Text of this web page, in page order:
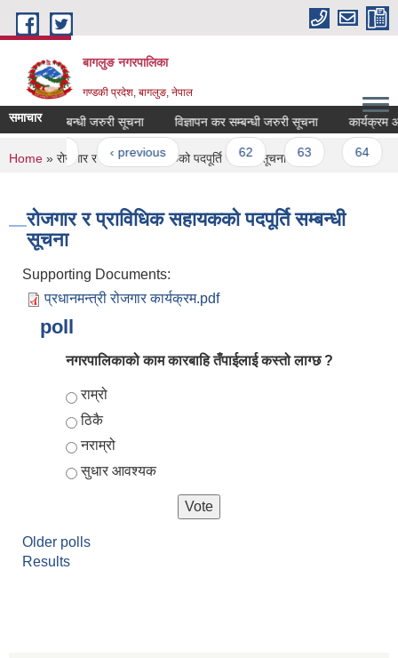
Skip to main content
बागलुङ नगरपालिका
गण्डकी प्रदेश, बागलुङ, नेपाल
समाचार
कर सम्बन्धी जरुरी सूचना विज्ञापन कर सम्बन्धी जरुरी सूचना कार्यक्रम
‹ previous … 63
You are here
Home » रोजगार र प्राविधिक सहायकको पदपूर्ति सम्बन्धी सूचना
रोजगार र प्राविधिक सहायकको पदपूर्ति सम्बन्धी
सूचना
Supporting Documents:
प्रधानमन्त्री रोजगार कार्यक्रम.pdf
poll
नगरपालिकाको काम कारबाहि तँपाईलाई कस्तो लाग्छ ?
Choices
राम्रो
ठिकै
नराम्रो
सुधार आवश्यक
Older polls
Results